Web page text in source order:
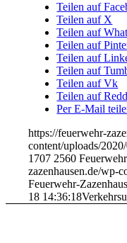
Teilen auf
Teilen auf X
Teilen auf
Teilen auf
Teilen auf
Teilen auf
Teilen auf Vk
Teilen auf
Per E-Mail
https://feuerwehr-
content/uploads/
1707 2560
zazenhausen.de/wp-
Feuerwehr-
18 14:36:18